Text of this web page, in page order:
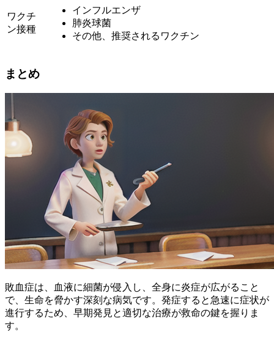
ワクチ
ン接種
インフルエンザ
肺炎球菌
その他、推奨されるワクチン
まとめ
敗血症は、血液に細菌が侵入し、全身に炎症が広がること
で、生命を脅かす深刻な病気です。発症すると急速に症状が
進行するため、早期発見と適切な治療が救命の鍵を握りま
す。